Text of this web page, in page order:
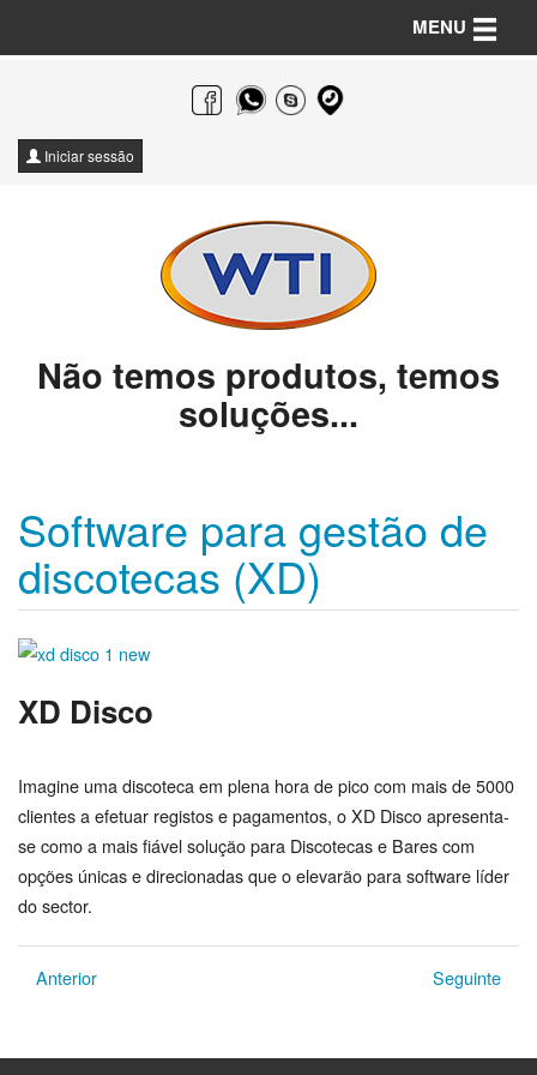
Iniciar sessão
Não temos produtos, temos
soluções...
MENU Toggle
Software para gestão de
discotecas (XD)
XD Disco
Imagine uma discoteca em plena hora de pico com mais de 5000
clientes a efetuar registos e pagamentos, o XD Disco apresenta-
se como a mais fiável solução para Discotecas e Bares com
opções únicas e direcionadas que o elevarão para software líder
do sector.
Anterior Seguinte